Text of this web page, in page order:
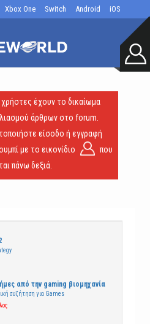
Xbox One Switch Android iOS
έχουν το δικαίωμα
άρθρων στο forum.
είσοδο ή εγγραφή
με το εικονίδιο
που
πάνω δεξιά.
από την gaming βιομηχανία
συζήτηση για Games